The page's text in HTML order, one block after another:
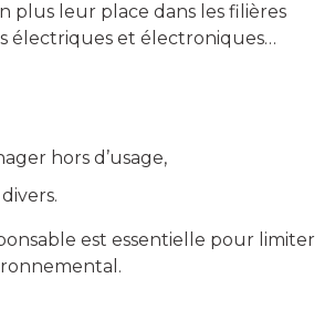
plus leur place dans les filières
électriques et électroniques…
hors d’usage,
est essentielle pour limiter